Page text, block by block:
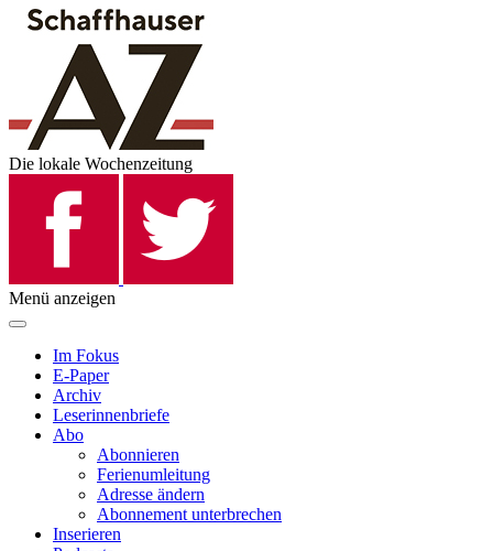
Die lokale Wochenzeitung
Menü anzeigen
Im Fokus
E-Paper
Archiv
Leserinnenbriefe
Abo
Abonnieren
Ferienumleitung
Adresse ändern
Abonnement unterbrechen
Inserieren